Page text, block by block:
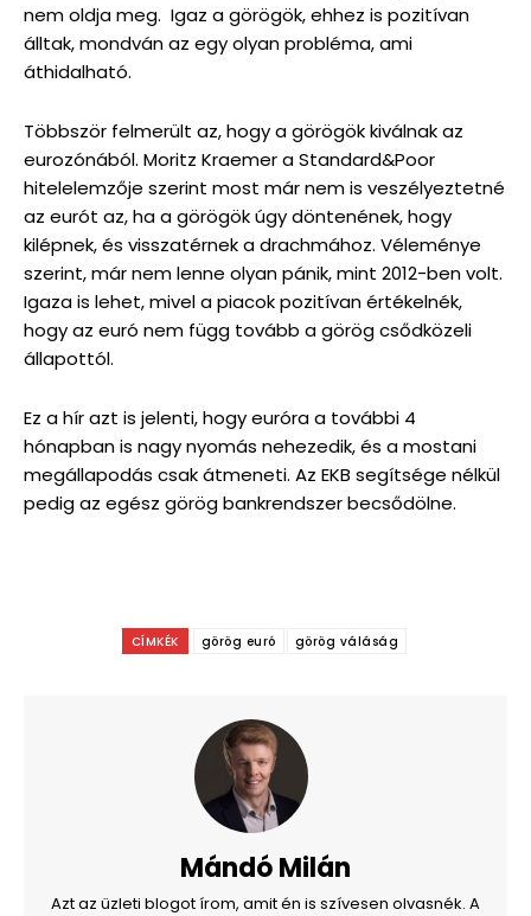
nem oldja meg. Igaz a görögök, ehhez is pozitívan
álltak, mondván az egy olyan probléma, ami
áthidalható.
Többször felmerült az, hogy a görögök kiválnak az
eurozónából. Moritz Kraemer a Standard&Poor
hitelelemzője szerint most már nem is veszélyeztetné
az eurót az, ha a görögök úgy döntenének, hogy
kilépnek, és visszatérnek a drachmához. Véleménye
szerint, már nem lenne olyan pánik, mint 2012-ben volt.
Igaza is lehet, mivel a piacok pozitívan értékelnék,
hogy az euró nem függ tovább a görög csődközeli
állapottól.
Ez a hír azt is jelenti, hogy euróra a további 4
hónapban is nagy nyomás nehezedik, és a mostani
megállapodás csak átmeneti. Az EKB segítsége nélkül
pedig az egész görög bankrendszer becsődölne.
CÍMKÉK görög euró görög váláság
Mándó Milán
Azt az üzleti blogot írom, amit én is szívesen olvasnék. A